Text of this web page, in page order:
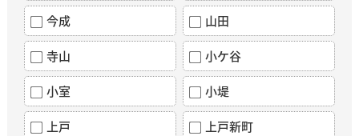
今成 山田
寺山 小ケ谷
小室 小堤
上戸 上戸新町